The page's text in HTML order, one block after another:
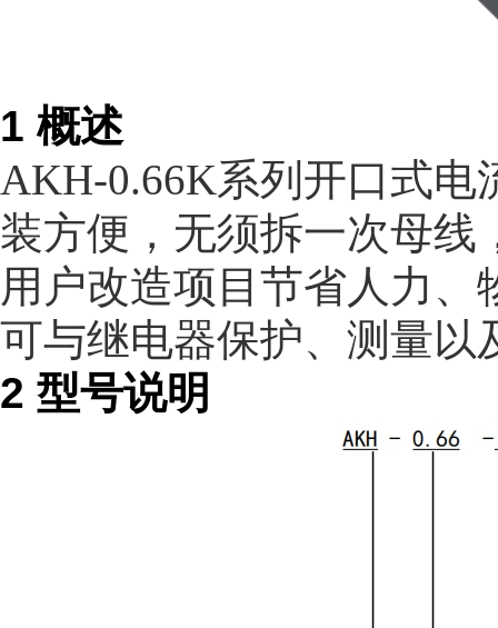
1 概述
AKH-0.66K系列开口式电
装方便，无须拆一次母线
用户改造项目节省人力
可与继电器保护、测量以
2 型号说明